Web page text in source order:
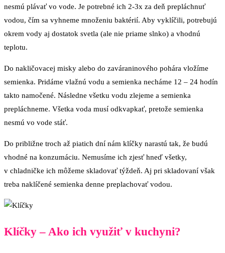
nesmú plávať vo vode. Je potrebné ich 2-3x za deň prepláchnuť
vodou, čím sa vyhneme množeniu baktérií. Aby vyklíčili, potrebujú
okrem vody aj dostatok svetla (ale nie priame slnko) a vhodnú
teplotu.
Do nakličovacej misky alebo do zaváraninového pohára vložíme
semienka. Pridáme vlažnú vodu a semienka necháme 12 – 24 hodín
takto namočené. Následne všetku vodu zlejeme a semienka
prepláchneme. Všetka voda musí odkvapkať, pretože semienka
nesmú vo vode stáť.
Do približne troch až piatich dní nám klíčky narastú tak, že budú
vhodné na konzumáciu. Nemusíme ich zjesť hneď všetky,
v chladničke ich môžeme skladovať týždeň. Aj pri skladovaní však
treba naklíčené semienka denne preplachovať vodou.
Klíčky – Ako ich využiť v kuchyni?